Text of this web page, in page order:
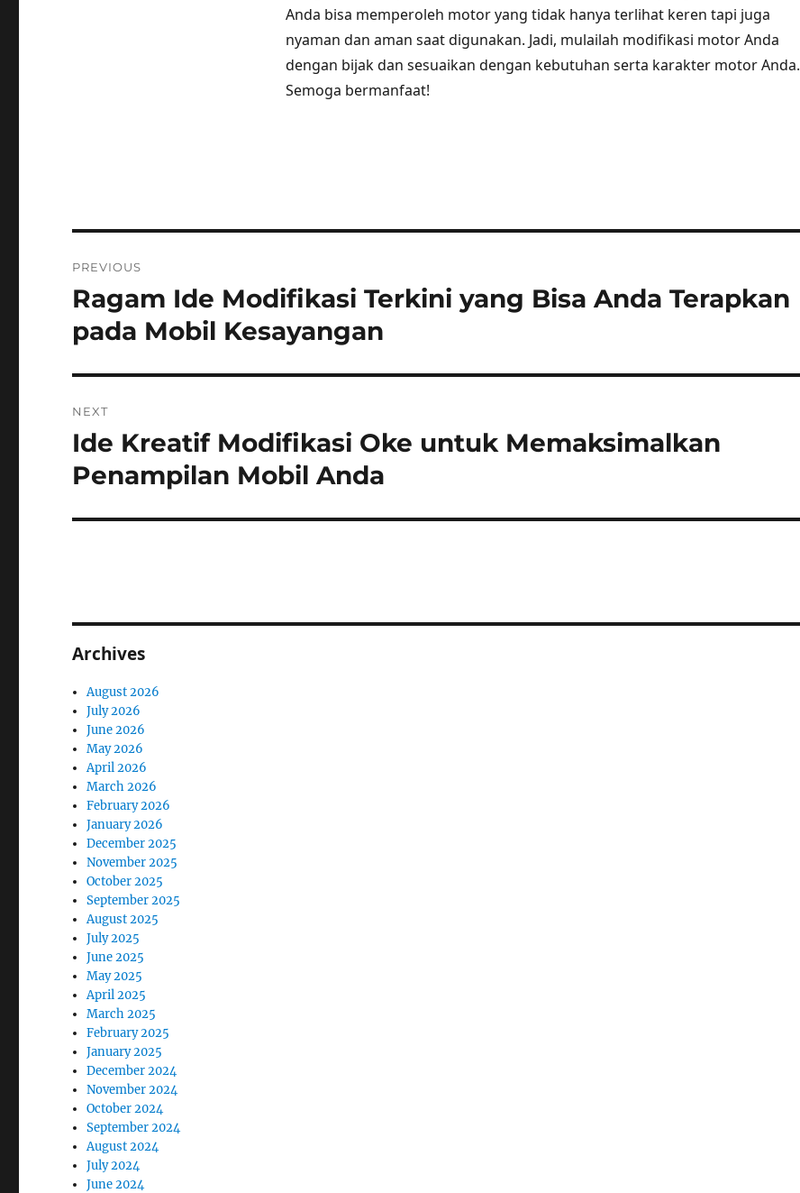
Anda bisa memperoleh motor yang tidak hanya terlihat keren tapi juga
nyaman dan aman saat digunakan. Jadi, mulailah modifikasi motor Anda
dengan bijak dan sesuaikan dengan kebutuhan serta karakter motor Anda.
Semoga bermanfaat!
navigation
PREVIOUS
Previous
Ragam Ide Modifikasi Terkini yang Bisa Anda Terapkan
pada Mobil Kesayangan
NEXT
Next
post:
Ide Kreatif Modifikasi Oke untuk Memaksimalkan
Penampilan Mobil Anda
Archives
August 2026
July 2026
June 2026
May 2026
April 2026
March 2026
February 2026
January 2026
December 2025
November 2025
October 2025
September 2025
August 2025
July 2025
June 2025
May 2025
April 2025
March 2025
February 2025
January 2025
December 2024
November 2024
October 2024
September 2024
August 2024
July 2024
June 2024